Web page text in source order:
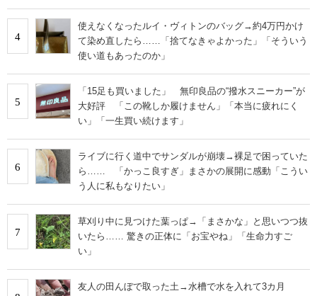
4
使えなくなったルイ・ヴィトンのバッグ→約4万円かけ
て染め直したら……「捨てなきゃよかった」「そういう
使い道もあったのか」
5
「15足も買いました」 無印良品の“撥水スニーカー”が
大好評 「この靴しか履けません」「本当に疲れにく
い」「一生買い続けます」
6
ライブに行く道中でサンダルが崩壊→裸足で困っていた
ら…… 「かっこ良すぎ」まさかの展開に感動「こうい
う人に私もなりたい」
7
草刈り中に見つけた葉っぱ→「まさかな」と思いつつ抜
いたら…… 驚きの正体に「お宝やね」「生命力すご
い」
友人の田んぼで取った土→水槽で水を入れて3カ月